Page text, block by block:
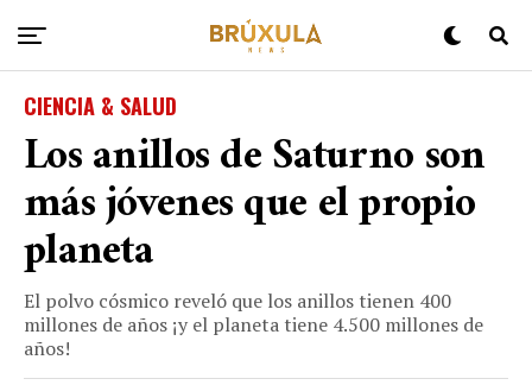
CIENCIA & SALUD
Los anillos de Saturno son
más jóvenes que el propio
planeta
El polvo cósmico reveló que los anillos tienen 400
millones de años ¡y el planeta tiene 4.500 millones de
años!